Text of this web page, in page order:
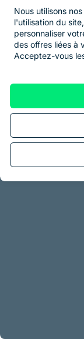
Nous utilisons
l'utilisation du
personnaliser
des offres liées à
Acceptez-vous